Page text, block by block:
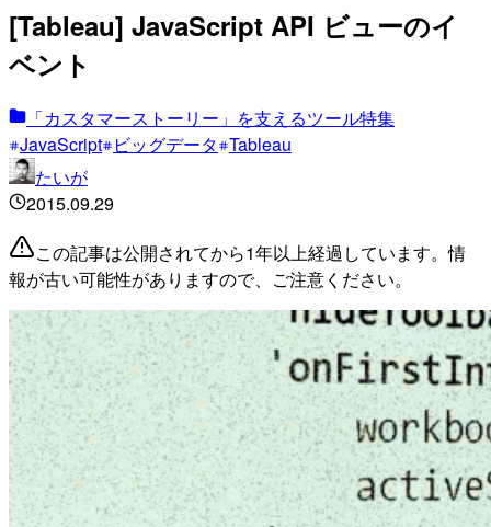
[Tableau] JavaScript API ビューのイ
ベント
「カスタマーストーリー」を支えるツール特集
JavaScript ビッグデータ Tableau
たいが
2015.09.29
この記事は公開されてから1年以上経過しています。情
報が古い可能性がありますので、ご注意ください。